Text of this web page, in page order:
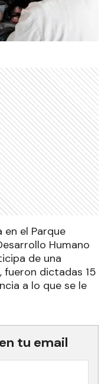
en el Parque
Humano
de una
dictadas 15
a lo que se le
tu email